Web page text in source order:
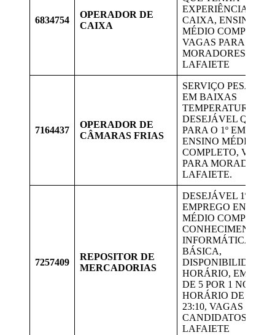
6834754
OPERADOR DE
CAIXA
EXPERIÊNCIA EM
CAIXA, ENSINO
MÉDIO COMPLETO,
VAGAS PARA
MORADORES DE
LAFAIETE
7164437
OPERADOR DE
CÂMARAS FRIAS
SERVIÇO PESADO E
EM BAIXAS
TEMPERATURAS.
DESEJÁVEL QUE
PARA O 1º
ENSINO MÉDIO
COMPLETO, VAGAS
PARA
LAFAIETE.
7257409
REPOSITOR DE
MERCADORIAS
DESEJÁVEL 1º
EMPREGO ENSINO
MÉDIO COMPLETO,
CONHECIMENTO
INFORMÁTICA
BÁSICA,
DISPONIBILIDADE
HORÁRIO, EM
DE 5 POR 1 NO
HORÁRIO DE 15:00
23:10, VAGAS PARA
CANDIDATOS DE
LAFAIETE